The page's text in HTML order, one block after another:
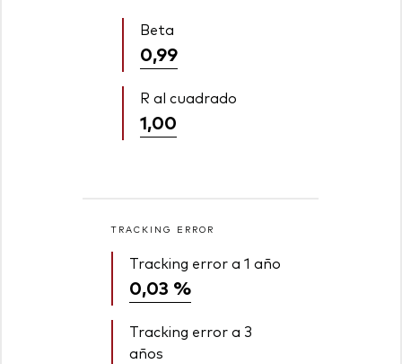
Beta
0,99
R al cuadrado
1,00
TRACKING ERROR
Tracking error a 1 año
0,03 %
Tracking error a 3
años